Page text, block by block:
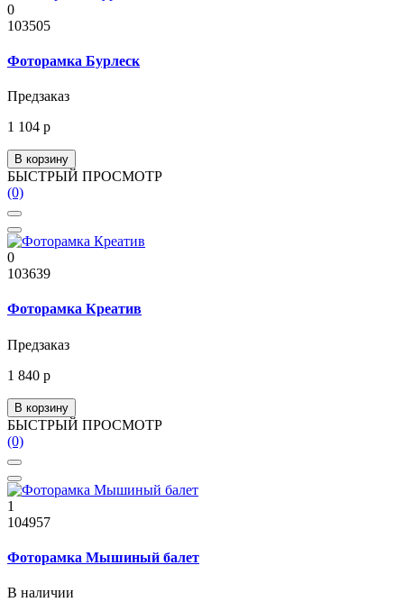
0
103505
Фоторамка Бурлеск
Предзаказ
1 104 р
В корзину
БЫСТРЫЙ ПРОСМОТР
(0)
0
103639
Фоторамка Креатив
Предзаказ
1 840 р
В корзину
БЫСТРЫЙ ПРОСМОТР
(0)
1
104957
Фоторамка Мышиный балет
В наличии